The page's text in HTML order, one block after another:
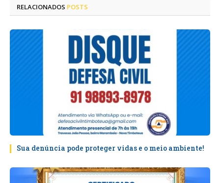
RELACIONADOS POSTS
Sua denúncia pode proteger vidas e o meio ambiente!